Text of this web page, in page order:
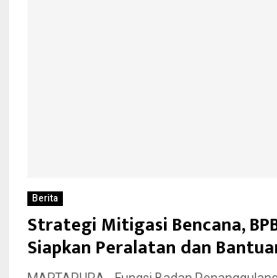
Berita
Strategi Mitigasi Bencana,
Siapkan Peralatan dan